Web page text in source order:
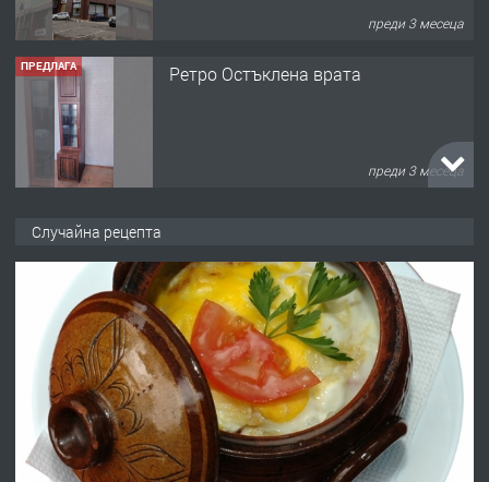
преди 3 месеца
ПРЕДЛАГА Ретро Остъклена врата
преди 3 месеца
преди 10 месеца
ПРЕДЛАГА
Професионална броячна машина -
със сертификат от ЕЦБ
преди 1 година
Случайна рецепта